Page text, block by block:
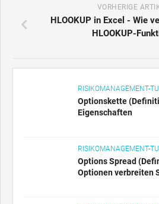
VORHERIGE
HLOOKUP in Excel - Wie
HLOOKUP-
RISIKOMANAGEMENT-
Optionskette
Eigenschaften
RISIKOMANAGEMENT-
Options Spread
Optionen verbreiten